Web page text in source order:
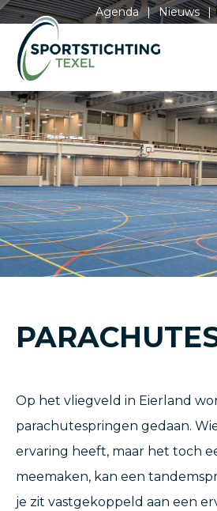
Agenda | Nieuws |
Op het vliegveld in Eierland
parachutespringen gedaan.
ervaring heeft, maar het toch
meemaken, kan een
je zit vastgekoppeld aan een